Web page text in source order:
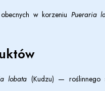
w korzeniu Pueraria
lobata (Kudzu) — roślinnego